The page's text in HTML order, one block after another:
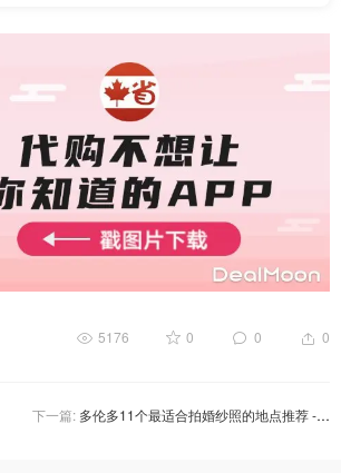
5176 0 0 0
下一篇: 多伦多11个最适合拍婚纱照的地点推荐 - 波尔森码头、Casa Loma、High Park等！